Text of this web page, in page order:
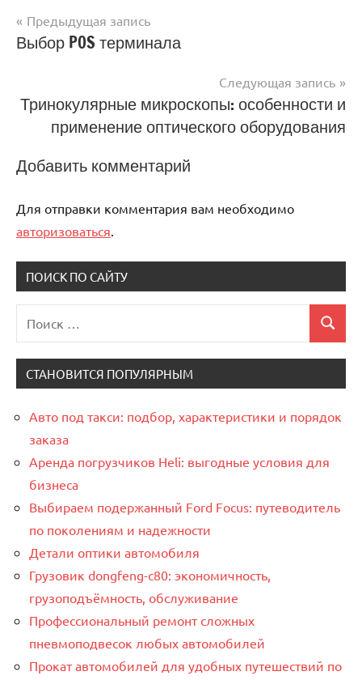
Навигация
записям
Предыдущая запись
Выбор POS терминала
Следующая запись
Тринокулярные микроскопы: особенности и
применение оптического оборудования
Добавить комментарий
Для отправки комментария вам необходимо
авторизоваться
ПОИСК ПО САЙТУ
для:
Поиск
СТАНОВИТСЯ ПОПУЛЯРНЫМ
Авто под такси: подбор, характеристики и порядок
заказа
Аренда погрузчиков Heli: выгодные условия для
бизнеса
Выбираем подержанный Ford Focus: путеводитель
по поколениям и надежности
Детали оптики автомобиля
Грузовик dongfeng-c80: экономичность,
грузоподъёмность, обслуживание
Профессиональный ремонт сложных
пневмоподвесок любых автомобилей
Прокат автомобилей для удобных путешествий по